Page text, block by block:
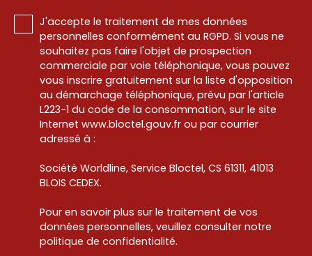
J'accepte le traitement de mes données
personnelles conformément au RGPD. Si vous ne
souhaitez pas faire l'objet de prospection
commerciale par voie téléphonique, vous pouvez
vous inscrire gratuitement sur la liste d'opposition
au démarchage téléphonique, prévu par l'article
L223-1 du code de la consommation, sur le site
Internet www.bloctel.gouv.fr ou par courrier
adressé à :
Société Worldline, Service Bloctel, CS 61311, 41013
BLOIS CEDEX.
Pour en savoir plus sur le traitement de vos
données personnelles, veuillez consulter notre
politique de confidentialité.